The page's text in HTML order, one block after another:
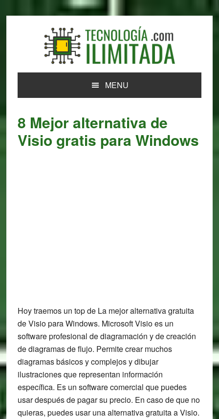
MENU
8 Mejor alternativa de
Visio gratis para Windows
Hoy traemos un top de La mejor alternativa gratuita
de Visio para Windows. Microsoft Visio es un
software profesional de diagramación y de creación
de diagramas de flujo. Permite crear muchos
diagramas básicos y complejos y dibujar
ilustraciones que representan información
específica. Es un software comercial que puedes
usar después de pagar su precio. En caso de que no
quieras, puedes usar una alternativa gratuita a Visio.